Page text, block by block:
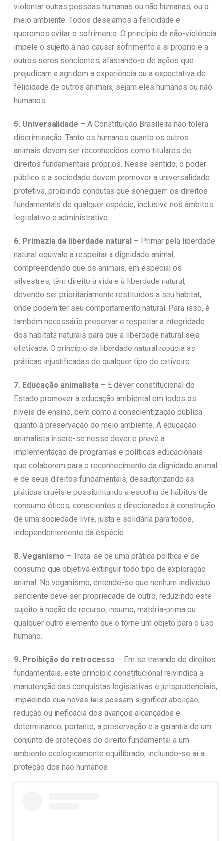
violentar outras pessoas humanas ou não humanas, ou o
meio ambiente. Todos desejamos a felicidade e
queremos evitar o sofrimento. O princípio da não-violência
impele o sujeito a não causar sofrimento a si próprio e a
outros seres sencientes, afastando-o de ações que
prejudicam e agridem a experiência ou a expectativa de
felicidade de outros animais, sejam eles humanos ou não
humanos.
5. Universalidade – A Constituição Brasileira não tolera
discriminação. Tanto os humanos quanto os outros
animais devem ser reconhecidos como titulares de
direitos fundamentais próprios. Nesse sentido, o poder
público e a sociedade devem promover a universalidade
protetiva, proibindo condutas que soneguem os direitos
fundamentais de qualquer espécie, inclusive nos âmbitos
legislativo e administrativo.
6. Primazia da liberdade natural – Primar pela liberdade
natural equivale a respeitar a dignidade animal,
compreendendo que os animais, em especial os
silvestres, têm direito à vida e à liberdade natural,
devendo ser prioritariamente restituídos a seu habitat,
onde podem ter seu comportamento natural. Para isso, é
também necessário preservar e respeitar a integridade
dos habitats naturais para que a liberdade natural seja
efetivada. O princípio da liberdade natural repudia as
práticas injustificadas de qualquer tipo de cativeiro.
7. Educação animalista– É dever constitucional do
Estado promover a educação ambiental em todos os
níveis de ensino, bem como a conscientização pública
quanto à preservação do meio ambiente. A educação
animalista insere-se nesse dever e prevê a
implementação de programas e políticas educacionais
que colaborem para o reconhecimento da dignidade animal
e de seus direitos fundamentais, desautorizando as
práticas cruéis e possibilitando a escolha de hábitos de
consumo éticos, conscientes e direcionados à construção
de uma sociedade livre, justa e solidária para todos,
independentemente da espécie.
8. Veganismo – Trata-se de uma prática política e de
consumo que objetiva extinguir todo tipo de exploração
animal. No veganismo, entende-se que nenhum indivíduo
senciente deve ser propriedade de outro, reduzindo este
sujeito à noção de recurso, insumo, matéria-prima ou
qualquer outro elemento que o torne um objeto para o uso
humano.
9. Proibição do retrocesso – Em se tratando de direitos
fundamentais, este princípio constitucional reivindica a
manutenção das conquistas legislativas e jurisprudenciais,
impedindo que novas leis possam significar abolição,
redução ou ineficácia dos avanços alcançados e
determinando, portanto, a preservação e a garantia de um
conjunto de proteções do direito fundamental a um
ambiente ecologicamente equilibrado, incluindo-se aí a
proteção dos não humanos